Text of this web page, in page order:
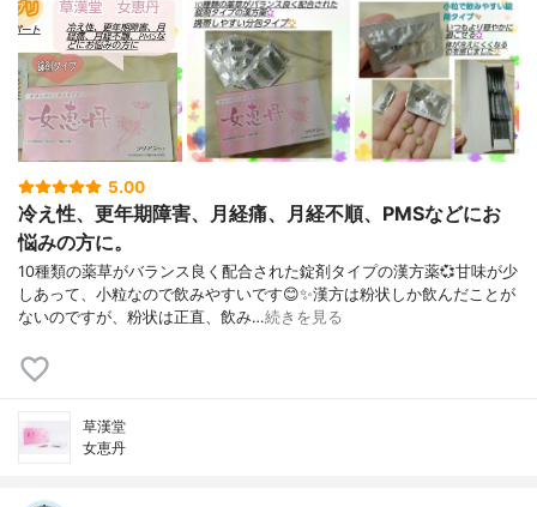
5.00
冷え性、更年期障害、月経痛、月経不順、PMSなどにお
悩みの方に。
10種類の薬草がバランス良く配合された錠剤タイプの漢方薬💞甘味が少
しあって、小粒なので飲みやすいです😊✨漢方は粉状しか飲んだことが
ないのですが、粉状は正直、飲み…続きを見る
草漢堂
女恵丹